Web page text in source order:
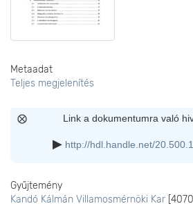
Metaadat
Teljes megjelenítés
Link a dokumentumra való
http://hdl.handle.net/
Gyűjtemény
Kandó Kálmán Villamosmérnöki Kar [4070]